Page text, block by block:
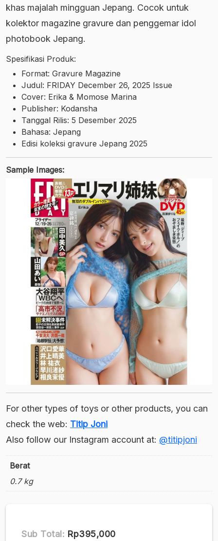
khas majalah mingguan Jepang. Cocok untuk
kolektor magazine gravure dan penggemar idol
photobook Jepang.
Spesifikasi Produk:
Format: Gravure Magazine
Judul: FRIDAY December 26, 2025 Issue
Cover: Erika & Momose Marina
Publisher: Kodansha
Tanggal Rilis: 5 Desember 2025
Bahasa: Jepang
Edisi koleksi gravure Jepang 2025
Sample Images:
For other types of toys or other products, you can
check the web: Titip Joni
Also follow our Instagram account at: @titipjoni
Berat
0.7 kg
Sub Total: Rp395,000